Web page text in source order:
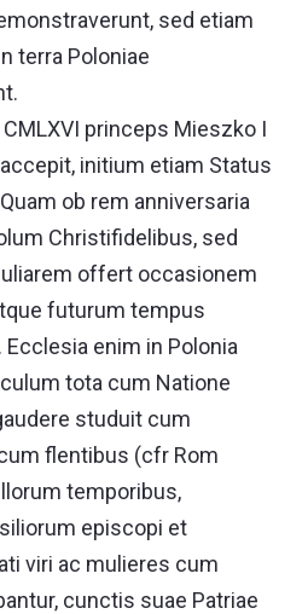
sed etiam
terra Poloniae
princeps Mieszko I
initium etiam Status
ob rem anniversaria
Christifidelibus, sed
offert occasionem
futurum tempus
enim in Polonia
tota cum Natione
studuit cum
flentibus (cfr Rom
temporibus,
episcopi et
viri ac mulieres cum
cunctis suae Patriae